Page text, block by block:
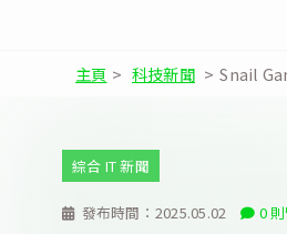
主頁 > 科技新聞 > Snail
發布時間： 2025.05.02 0
綜合 IT 新聞